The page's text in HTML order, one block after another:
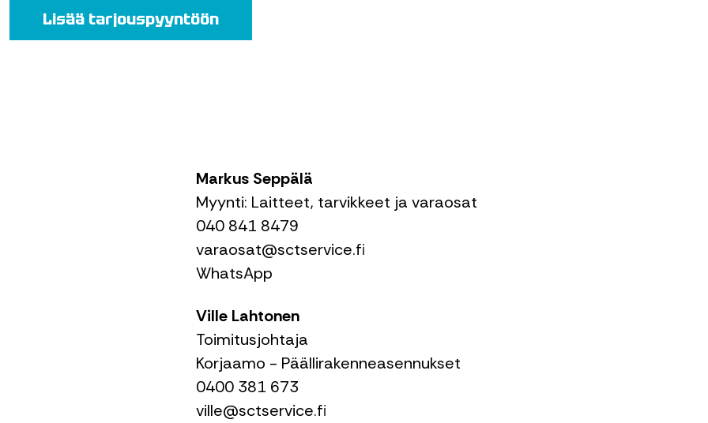
Lisää tarjouspyyntöön
Markus Seppälä
Myynti: Laitteet, tarvikkeet ja varaosat
040 841 8479
varaosat@sctservice.fi
WhatsApp
Ville Lahtonen
Toimitusjohtaja
Korjaamo - Päällirakenneasennukset
0400 381 673
ville@sctservice.fi